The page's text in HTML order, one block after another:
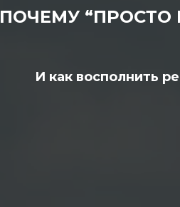
ПОЧЕМУ “ПРОСТО
И как восполнить